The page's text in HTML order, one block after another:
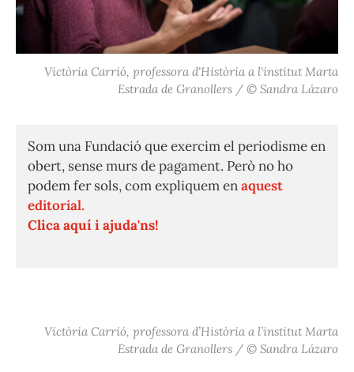
Victòria Carrió, professora d'Història a l'institut Marta
Estrada de Granollers / © Sandra Lázaro
Som una Fundació que exercim el periodisme en
obert, sense murs de pagament. Però no ho
podem fer sols, com expliquem enaquest
editorial.
Clica aquí i ajuda'ns!
Victòria Carrió, professora d’Història a l’institut Marta
Estrada de Granollers / © Sandra Lázaro